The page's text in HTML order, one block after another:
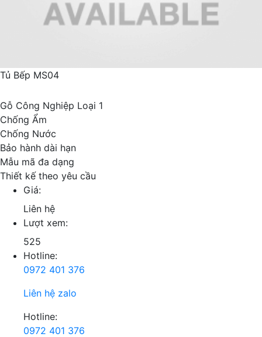
Tủ Bếp MS04
Gỗ Công Nghiệp Loại 1
Chống Ẩm
Chống Nước
Bảo hành dài hạn
Mẫu mã đa dạng
Thiết kế theo yêu cầu
Giá:
Liên hệ
Lượt xem:
525
Hotline:
0972 401 376
Liên hệ zalo
Hotline:
0972 401 376